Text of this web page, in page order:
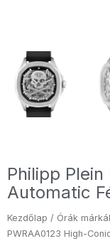
Philipp
Automatic
Kezdőlap / Órák
PWRAA0123 High-